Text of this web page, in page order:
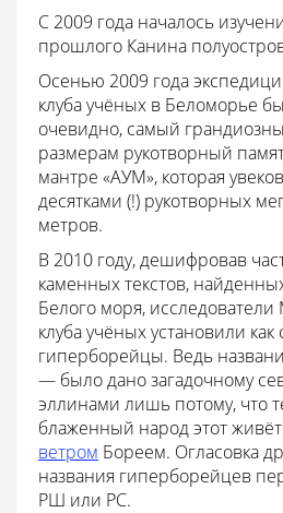
С 2009 года началось
прошлого Канина
Осенью 2009 года
клуба учёных в Беломорье
очевидно, самый
размерам рукотворный
мантре «АУМ», которая
десятками (!) рукотворных
метров.
В 2010 году, дешифровав
каменных текстов,
Белого моря,
клуба учёных установили
гиперборейцы. Ведь
— было дано загадочному
эллинами лишь потому, что
блаженный народ этот живёт
ветром Бореем. Огласовка
названия гиперборейцев
РШ или РС.